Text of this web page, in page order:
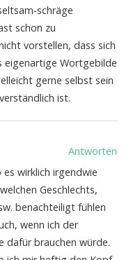
schräge
schon zu
vorstellen, dass sich
eigenartige Wortgebilde
gerne selbst sein
ist.
Antworten
wirklich irgendwie
Geschlechts,
benachteiligt fühlen
wenn ich der
dafür brauchen würde.